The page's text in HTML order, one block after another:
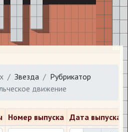
Звезда
Рубрикатор
движение
Номер выпуска Дата выпуска